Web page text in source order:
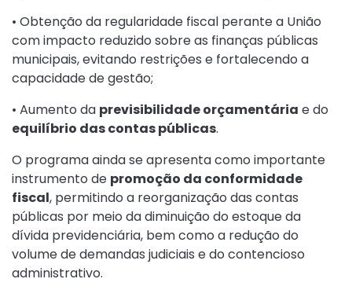
• Obtenção da regularidade fiscal perante a União
com impacto reduzido sobre as finanças públicas
municipais, evitando restrições e fortalecendo a
capacidade de gestão;
• Aumento da previsibilidade orçamentária e do
equilíbrio das contas públicas.
O programa ainda se apresenta como importante
instrumento de promoção da conformidade
fiscal, permitindo a reorganização das contas
públicas por meio da diminuição do estoque da
dívida previdenciária, bem como a redução do
volume de demandas judiciais e do contencioso
administrativo.